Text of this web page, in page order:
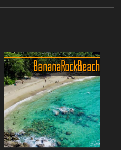
Banana Rock Beach